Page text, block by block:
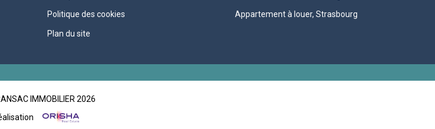
Politique des cookies
Plan du site
Appartement à louer, Strasbourg
IMMOBILIER 2026